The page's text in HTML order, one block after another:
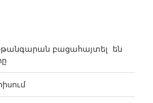
թանգարան բացահայտել են